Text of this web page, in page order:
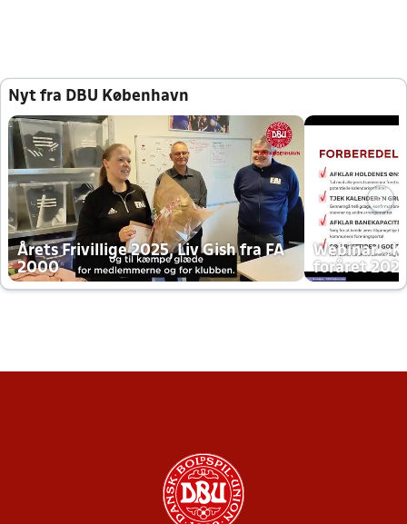
Nyt fra DBU København
Årets Frivillige 2025, Liv Gish fra FA
2000
Webinar -
foråret